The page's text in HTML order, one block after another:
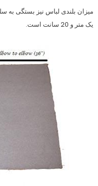
میزان بلندی لباس نیز بستگی به
یک متر و 20 سانت است.